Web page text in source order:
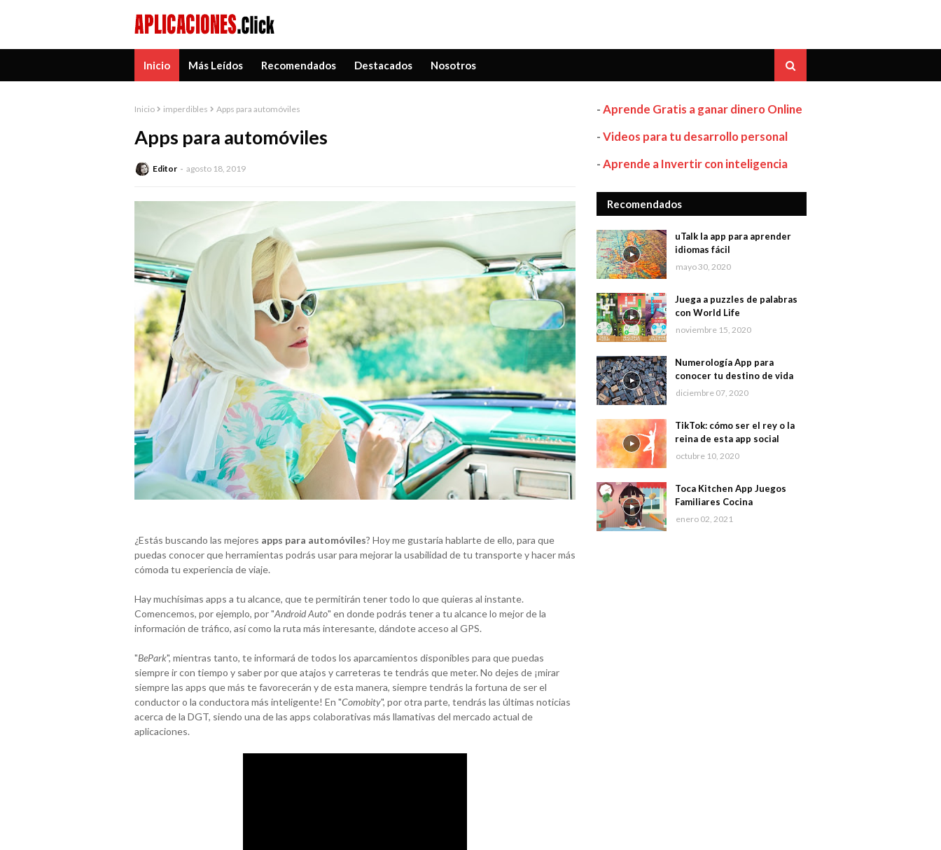
Inicio Más Leídos Recomendados Destacados Nosotros
Inicio imperdibles Apps para automóviles
Apps para automóviles
Editor agosto 18, 2019
¿Estás buscando las mejores apps para automóviles? Hoy me gustaría hablarte de ello, para que
puedas conocer que herramientas podrás usar para mejorar la usabilidad de tu transporte y hacer más
cómoda tu experiencia de viaje.
Hay muchísimas apps a tu alcance, que te permitirán tener todo lo que quieras al instante.
Comencemos, por ejemplo, por "Android Auto" en donde podrás tener a tu alcance lo mejor de la
información de tráfico, así como la ruta más interesante, dándote acceso al GPS.
"BePark", mientras tanto, te informará de todos los aparcamientos disponibles para que puedas
siempre ir con tiempo y saber por que atajos y carreteras te tendrás que meter. No dejes de ¡mirar
siempre las apps que más te favorecerán y de esta manera, siempre tendrás la fortuna de ser el
conductor o la conductora más inteligente! En "Comobity", por otra parte, tendrás las últimas noticias
acerca de la DGT, siendo una de las apps colaborativas más llamativas del mercado actual de
aplicaciones.
-Aprende Gratis a ganar dinero Online
-Videos para tu desarrollo personal
-Aprende a Invertir con inteligencia
Recomendados
uTalk la app para aprender
idiomas fácil
mayo 30, 2020
Juega a puzzles de palabras
con World Life
noviembre 15, 2020
Numerología App para
conocer tu destino de vida
diciembre 07, 2020
TikTok: cómo ser el rey o la
reina de esta app social
octubre 10, 2020
Toca Kitchen App Juegos
Familiares Cocina
enero 02, 2021